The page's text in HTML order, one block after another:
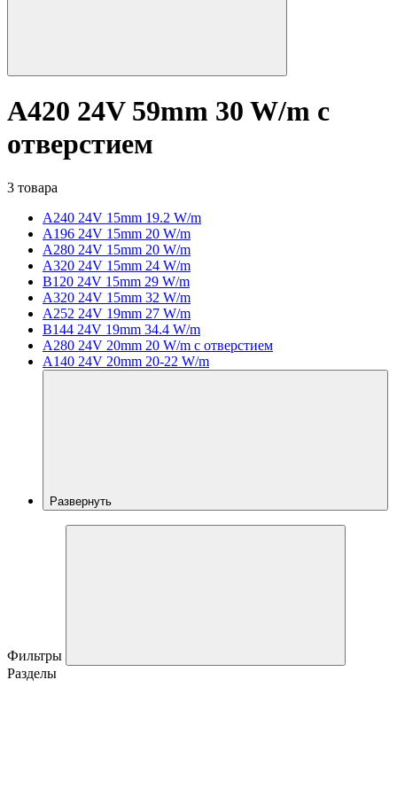
A420 24V 59mm 30 W/m с
отверстием
3 товара
A240 24V 15mm 19.2 W/m
A196 24V 15mm 20 W/m
A280 24V 15mm 20 W/m
A320 24V 15mm 24 W/m
B120 24V 15mm 29 W/m
A320 24V 15mm 32 W/m
A252 24V 19mm 27 W/m
B144 24V 19mm 34.4 W/m
A280 24V 20mm 20 W/m с отверстием
A140 24V 20mm 20-22 W/m
Развернуть
Фильтры
Разделы